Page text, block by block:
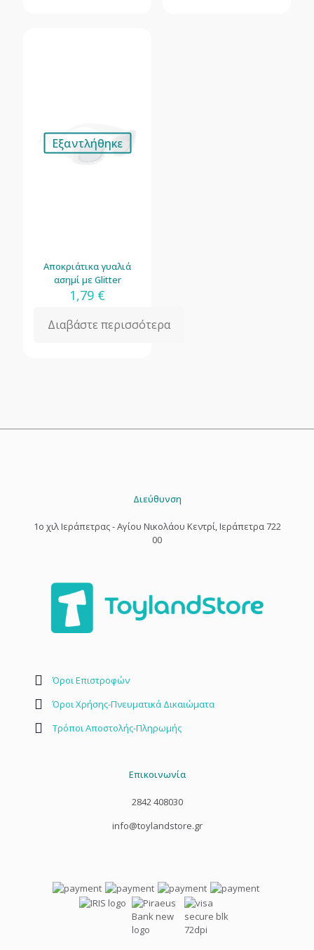
Εξαντλήθηκε
Αποκριάτικα γυαλιά
ασημί με Glitter
1,79 €
Διαβάστε περισσότερα
Διεύθυνση
1o χιλ Ιεράπετρας - Αγίου Νικολάου Κεντρί, Ιεράπετρα 722
00
Όροι Επιστροφών
Όροι Χρήσης-Πνευματικά Δικαιώματα
Τρόποι Αποστολής-Πληρωμής
Επικοινωνία
2842 408030
info@toylandstore.gr